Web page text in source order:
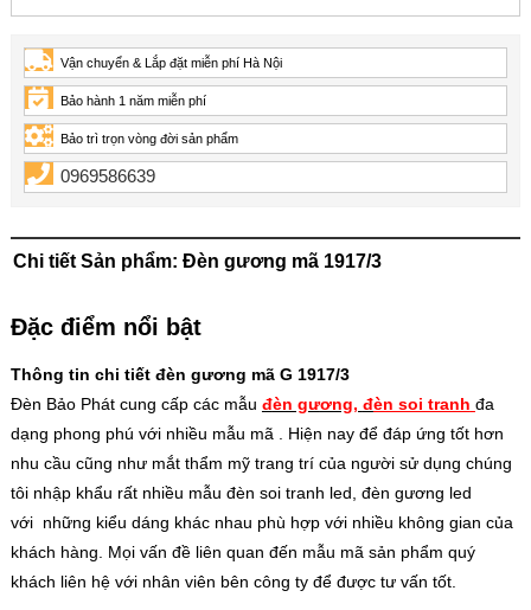
Vận chuyển & Lắp đặt miễn phí Hà Nội
Bảo hành 1 năm miễn phí
Bảo trì trọn vòng đời sản phẩm
0969586639
Chi tiết Sản phẩm: Đèn gương mã 1917/3
Đặc điểm nổi bật
Thông tin chi tiết đèn gương mã G 1917/3
Đèn Bảo Phát cung cấp các mẫu đèn gương, đèn soi tranh đa
dạng phong phú với nhiều mẫu mã
. Hiện nay để đáp ứng tốt hơn
nhu cầu cũng như mắt thẩm mỹ trang trí của người sử dụng chúng
tôi nhập khẩu rất nhiều mẫu đèn soi tranh led, đèn gương led
với những kiểu dáng khác nhau phù hợp với nhiều không gian của
khách hàng. Mọi vấn đề liên quan đến mẫu mã sản phẩm quý
khách liên hệ với nhân viên bên công ty để được tư vấn tốt.